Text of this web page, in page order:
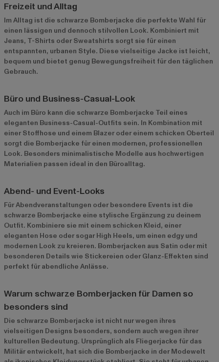
Freizeit und Alltag
Im Alltag ist die schwarze Bomberjacke die perfekte Wahl für
einen lässigen und dennoch stilvollen Look. Kombiniert mit
Jeans, T-Shirts oder Sweatshirts sorgt sie für einen
entspannten, urbanen Style. Diese vielseitige Jacke ist leicht,
bequem und bietet genug Bewegungsfreiheit für den täglichen
Gebrauch.
Büro und Business-Casual-Look
Auch im Büro kann die schwarze Bomberjacke Teil eines
eleganten Business-Casual-Outfits sein. In Kombination mit
einer Stoffhose und einem Blazer oder einem schicken Oberteil
sorgt die Bomberjacke für einen modernen, professionellen
Look. Besonders minimalistische Modelle aus hochwertigen
Materialien passen ideal in den Büroalltag.
Abend- und Event-Looks
Für Abendveranstaltungen oder besondere Events ist die
schwarze Bomberjacke eine stylische Ergänzung zu deinem
Outfit. Kombiniere sie mit einem schicken Kleid, einer
eleganten Hose oder sogar High Heels, um einen edgy und
modernen Look zu kreieren. Bomberjacken aus Satin oder mit
besonderen Details wie Stickereien oder Glanz-Effekten sind
perfekt für abendliche Anlässe.
Warum schwarze Bomberjacken für Damen so
besonders sind
Die schwarze Bomberjacke ist nicht nur wegen ihres
vielseitigen Designs besonders, sondern auch wegen ihrer
kulturellen Bedeutung. Ursprünglich als Fliegerjacke für das
Militär entwickelt, hat sich die Bomberjacke in der Modewelt